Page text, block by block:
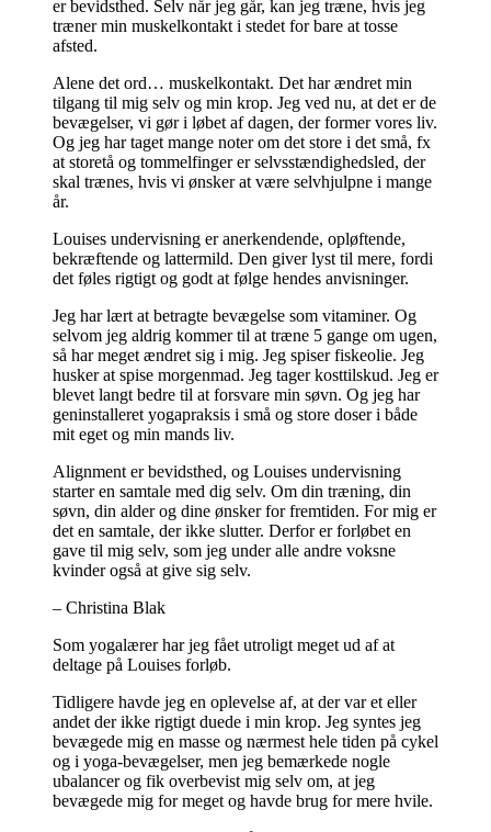
er bevidsthed. Selv når jeg går, kan jeg træne, hvis jeg
træner min muskelkontakt i stedet for bare at tosse
afsted.
Alene det ord… muskelkontakt. Det har ændret min
tilgang til mig selv og min krop. Jeg ved nu, at det er de
bevægelser, vi gør i løbet af dagen, der former vores liv.
Og jeg har taget mange noter om det store i det små, fx
at storetå og tommelfinger er selvsstændighedsled, der
skal trænes, hvis vi ønsker at være selvhjulpne i mange
år.
Louises undervisning er anerkendende, opløftende,
bekræftende og lattermild. Den giver lyst til mere, fordi
det føles rigtigt og godt at følge hendes anvisninger.
Jeg har lært at betragte bevægelse som vitaminer. Og
selvom jeg aldrig kommer til at træne 5 gange om ugen,
så har meget ændret sig i mig. Jeg spiser fiskeolie. Jeg
husker at spise morgenmad. Jeg tager kosttilskud. Jeg er
blevet langt bedre til at forsvare min søvn. Og jeg har
geninstalleret yogapraksis i små og store doser i både
mit eget og min mands liv.
Alignment er bevidsthed, og Louises undervisning
starter en samtale med dig selv. Om din træning, din
søvn, din alder og dine ønsker for fremtiden. For mig er
det en samtale, der ikke slutter. Derfor er forløbet en
gave til mig selv, som jeg under alle andre voksne
kvinder også at give sig selv.
– Christina Blak
Som yogalærer har jeg fået utroligt meget ud af at
deltage på Louises forløb.
Tidligere havde jeg en oplevelse af, at der var et eller
andet der ikke rigtigt duede i min krop. Jeg syntes jeg
bevægede mig en masse og nærmest hele tiden på cykel
og i yoga-bevægelser, men jeg bemærkede nogle
ubalancer og fik overbevist mig selv om, at jeg
bevægede mig for meget og havde brug for mere hvile.